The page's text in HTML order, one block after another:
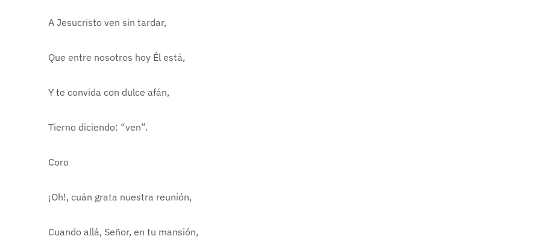
A Jesucristo ven sin tardar,
Que entre nosotros hoy Él está,
Y te convida con dulce afán,
Tierno diciendo: “ven”.
Coro
¡Oh!, cuán grata nuestra reunión,
Cuando allá, Señor, en tu mansión,